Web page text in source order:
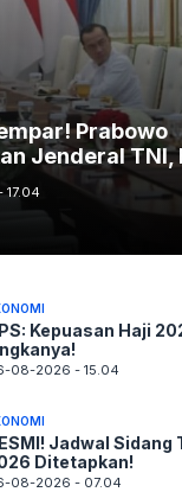
Prabowo
Jenderal TNI,
Kepuasan Haji
08-2026 - 15.04
Jadwal Sidang
Ditetapkan!
08-2026 - 07.04